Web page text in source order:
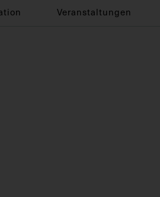
Veranstaltungen